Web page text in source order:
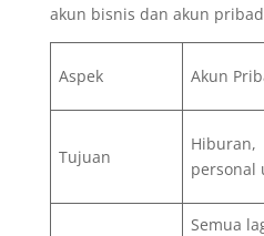
akun bisnis dan akun
Aspek Akun
Tujuan
Hiburan,
personal
Semua